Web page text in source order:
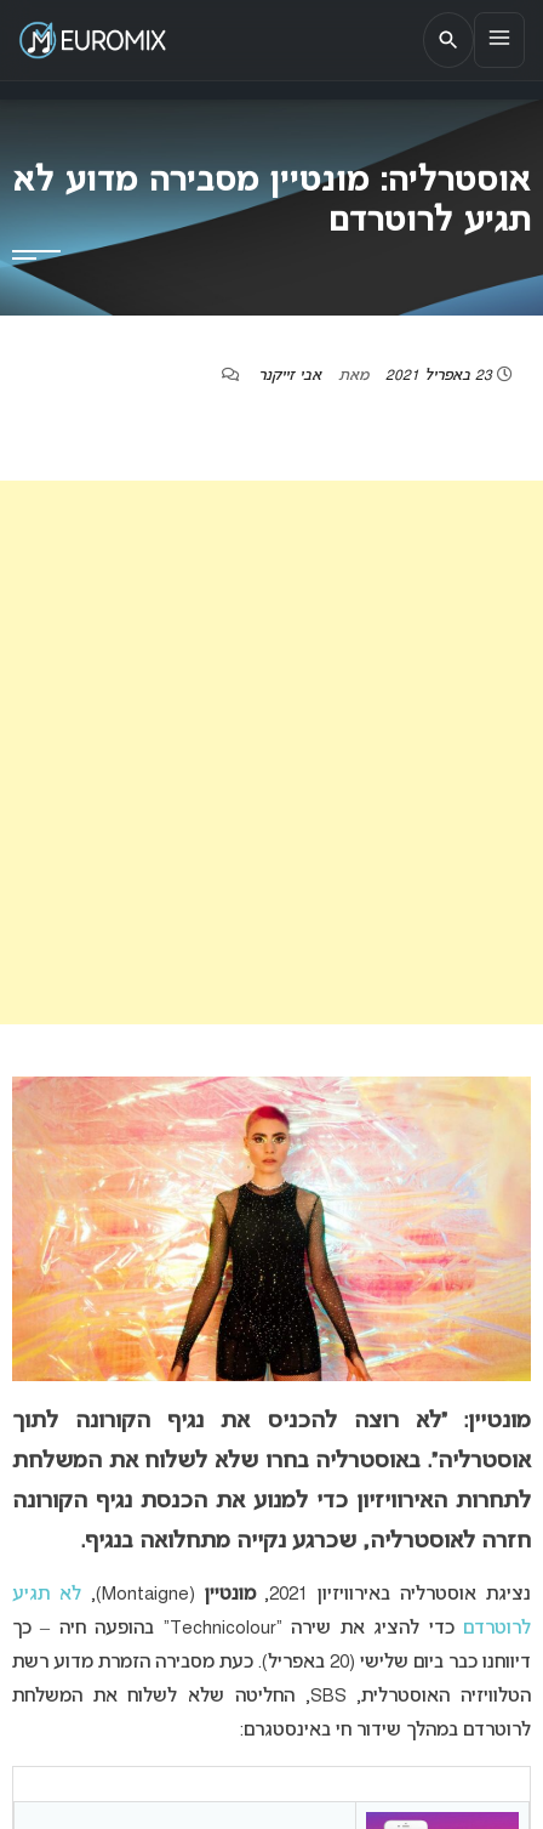
EUROMIX
אתר הבית של האירוויזיון בישראל
אוסטרליה: מונטיין מסבירה מדוע לא
תגיע לרוטרדם
23 באפריל 2021 מאת אבי זייקנר
מונטיין: “לא רוצה להכניס את נגיף הקורונה לתוך
אוסטרליה”. באוסטרליה בחרו שלא לשלוח את המשלחת
לתחרות האירוויזיון כדי למנוע את הכנסת נגיף הקורונה
חזרה לאוסטרליה, שכרגע נקייה מתחלואה בנגיף.
נציגת אוסטרליה באירוויזיון 2021, מונטיין (Montaigne),
לא תגיע
לרוטרדם
כדי להציג את שירה “Technicolour” בהופעה חיה – כך
דיווחנו כבר ביום שלישי (20 באפריל). כעת מסבירה הזמרת מדוע רשת
הטלוויזיה האוסטרלית, SBS, החליטה שלא לשלוח את המשלחת
לרוטרדם במהלך שידור חי באינסטגרם: